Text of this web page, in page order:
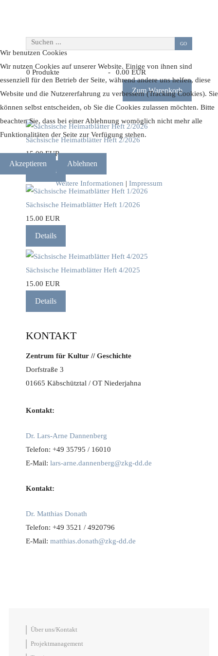
Suchen ... GO
0 Produkte - 0.00 EUR
Zum Warenkorb
Sächsische Heimatblätter Heft 2/2026
15.00 EUR
Details
Sächsische Heimatblätter Heft 1/2026
15.00 EUR
Details
Sächsische Heimatblätter Heft 4/2025
15.00 EUR
Details
KONTAKT
Zentrum für Kultur // Geschichte
Dorfstraße 3
01665 Käbschütztal / OT Niederjahna
Kontakt:
Dr. Lars-Arne Dannenberg
Telefon: +49 35795 / 16010
E-Mail: lars-arne.dannenberg@zkg-dd.de
Kontakt:
Dr. Matthias Donath
Telefon: +49 3521 / 4920796
E-Mail: matthias.donath@zkg-dd.de
Über uns/Kontakt
Projektmanagement
Wir benutzen Cookies
Wir nutzen Cookies auf unserer Website. Einige von ihnen sind
essenziell für den Betrieb der Seite, während andere uns helfen, diese
Website und die Nutzererfahrung zu verbessern (Tracking Cookies). Sie
können selbst entscheiden, ob Sie die Cookies zulassen möchten. Bitte
beachten Sie, dass bei einer Ablehnung womöglich nicht mehr alle
Funktionalitäten der Seite zur Verfügung stehen.
Akzeptieren Ablehnen
Weitere Informationen | Impressum